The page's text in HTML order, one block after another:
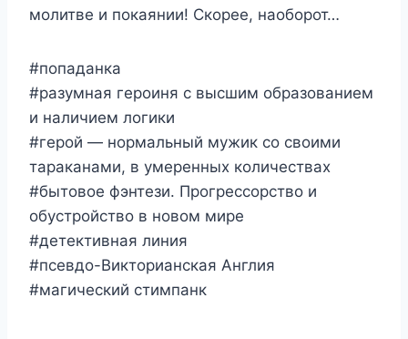
молитве и покаянии! Скорее, наоборот…
#попаданка
#разумная героиня с высшим образованием
и наличием логики
#герой — нормальный мужик со своими
тараканами, в умеренных количествах
#бытовое фэнтези. Прогрессорство и
обустройство в новом мире
#детективная линия
#псевдо-Викторианская Англия
#магический стимпанк